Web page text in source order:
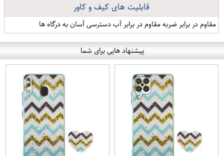
قابلیت های کیف و کاور
مقاوم در برابر ضربه مقاوم در برابر آب دسترسی آسان به درگاه ها
پیشنهاد هایی برای شما